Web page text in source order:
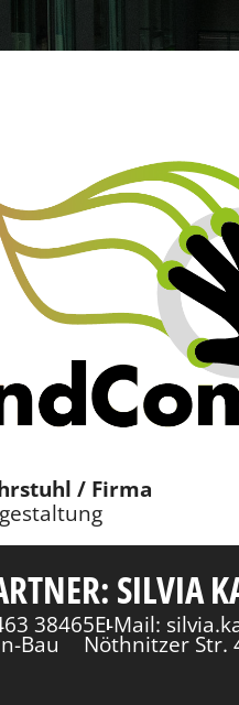
/ Firma
SILVIA
38465E-Mail:
Bau Nöthnitzer Str.